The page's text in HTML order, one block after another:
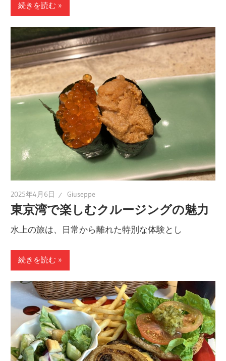
続きを読む
2025年4月6日 Giuseppe
東京湾で楽しむクルージングの魅力
水上の旅は、日常から離れた特別な体験とし
続きを読む